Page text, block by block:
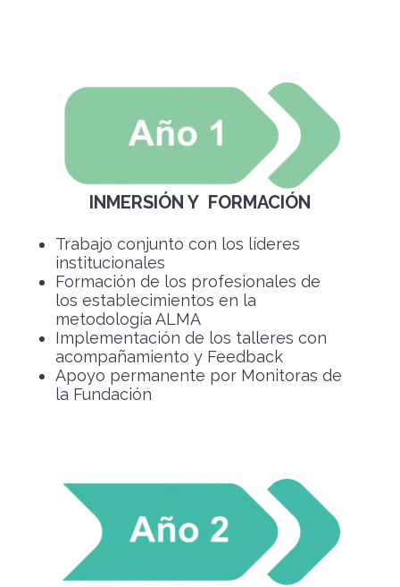
INMERSIÓN Y FORMACIÓN
Trabajo conjunto con los líderes
institucionales
Formación de los profesionales de
los establecimientos en la
metodología ALMA
Implementación de los talleres con
acompañamiento y Feedback
Apoyo permanente por Monitoras de
la Fundación